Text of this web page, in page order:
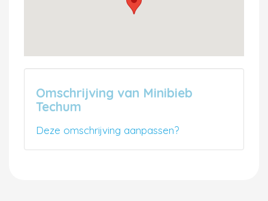
Omschrijving van Minibieb
Techum
Deze omschrijving aanpassen?